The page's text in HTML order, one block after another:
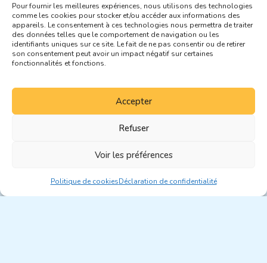
Pour fournir les meilleures expériences, nous utilisons des technologies
comme les cookies pour stocker et/ou accéder aux informations des
appareils. Le consentement à ces technologies nous permettra de traiter
des données telles que le comportement de navigation ou les
identifiants uniques sur ce site. Le fait de ne pas consentir ou de retirer
son consentement peut avoir un impact négatif sur certaines
fonctionnalités et fonctions.
Accepter
Refuser
Voir les préférences
Politique de cookiesDéclaration de confidentialité
Le Boom des Espaces de Co-working:
Opportunités pour les Investisseurs
Immobiliers Commerciaux
Vous avez des
questions?
Si vous avez des questions, n'hésitez pas à demander!
conseils sont fournis pour vous aider. N'hésitez pas à remplir ce
formulaire et une réponse sera envoyée dès que possible.